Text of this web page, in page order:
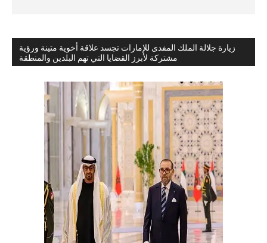
زيارة جلالة الملك المفدى للإمارات تجسد علاقة أخوية متينة ورؤية
مشتركة لأبرز القضايا التي تهم البلدين والمنطقة